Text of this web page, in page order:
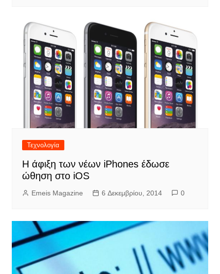
Τεχνολογία
Η άφιξη των νέων iPhones έδωσε
ώθηση στο iOS
Emeis Magazine 6 Δεκεμβρίου, 2014 0